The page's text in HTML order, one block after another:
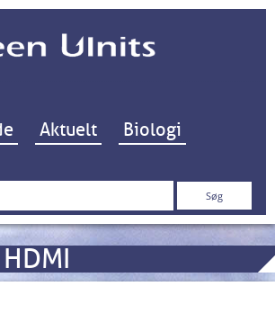
Hop til indhold
Aktuelt Biologi
HDMI